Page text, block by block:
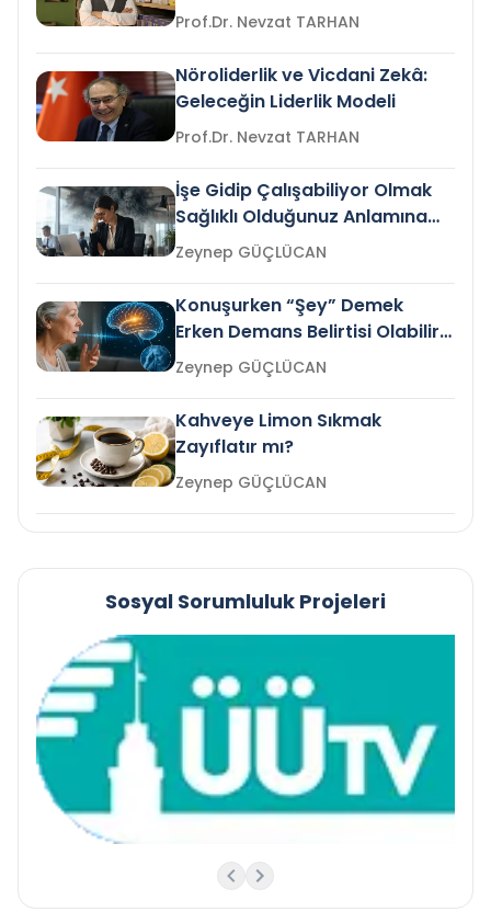
Prof.Dr. Nevzat TARHAN
Nöroliderlik ve Vicdani Zekâ:
Geleceğin Liderlik Modeli
Prof.Dr. Nevzat TARHAN
İşe Gidip Çalışabiliyor Olmak
Sağlıklı Olduğunuz Anlamına
Gelir mi?Zeynep GÜÇLÜCAN
Konuşurken “Şey” Demek
Erken Demans Belirtisi Olabilir
mi?
Zeynep GÜÇLÜCAN
Kahveye Limon Sıkmak
Zayıflatır mı?
Zeynep GÜÇLÜCAN
Sosyal Sorumluluk Projeleri